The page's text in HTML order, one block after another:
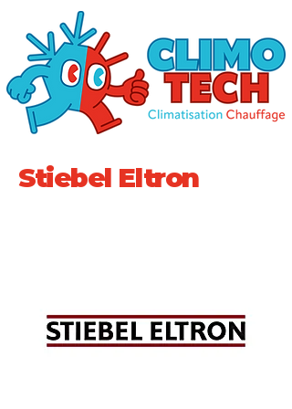
Stiebel Eltron